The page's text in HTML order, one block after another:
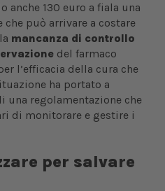
anche 130 euro a fiala una
può arrivare a costare
mancanza di controllo
del farmaco
l’efficacia della cura che
ha portato a
regolamentazione che
di monitorare e gestire i
per salvare